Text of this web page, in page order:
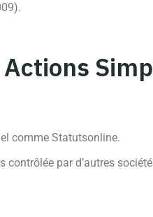
comme Statutsonline.
par d’autres